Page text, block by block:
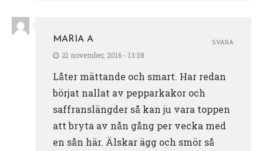
MARIA A
21 november, 2016 - 13:38
Låter mättande och smart. Har redan
börjat nallat av pepparkakor och
saffranslängder så kan ju vara toppen
att bryta av nån gång per vecka med
en sån här. Älskar ägg och smör så
SVARA